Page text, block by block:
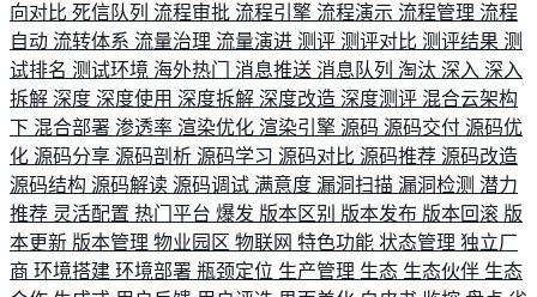
向对比 死信队列 流程审批 流程引擎 流程演示 流程管理 流程
自动 流转体系 流量治理 流量演进 测评 测评对比 测评结果 测
试排名 测试环境 海外热门 消息推送 消息队列 淘汰 深入 深入
拆解 深度 深度使用 深度拆解 深度改造 深度测评 混合云架构
下 混合部署 渗透率 渲染优化 渲染引擎 源码 源码交付 源码优
化 源码分享 源码剖析 源码学习 源码对比 源码推荐 源码改造
源码结构 源码解读 源码调试 满意度 漏洞扫描 漏洞检测 潜力
推荐 灵活配置 热门平台 爆发 版本区别 版本发布 版本回滚 版
本更新 版本管理 物业园区 物联网 特色功能 状态管理 独立厂
商 环境搭建 环境部署 瓶颈定位 生产管理 生态 生态伙伴 生态